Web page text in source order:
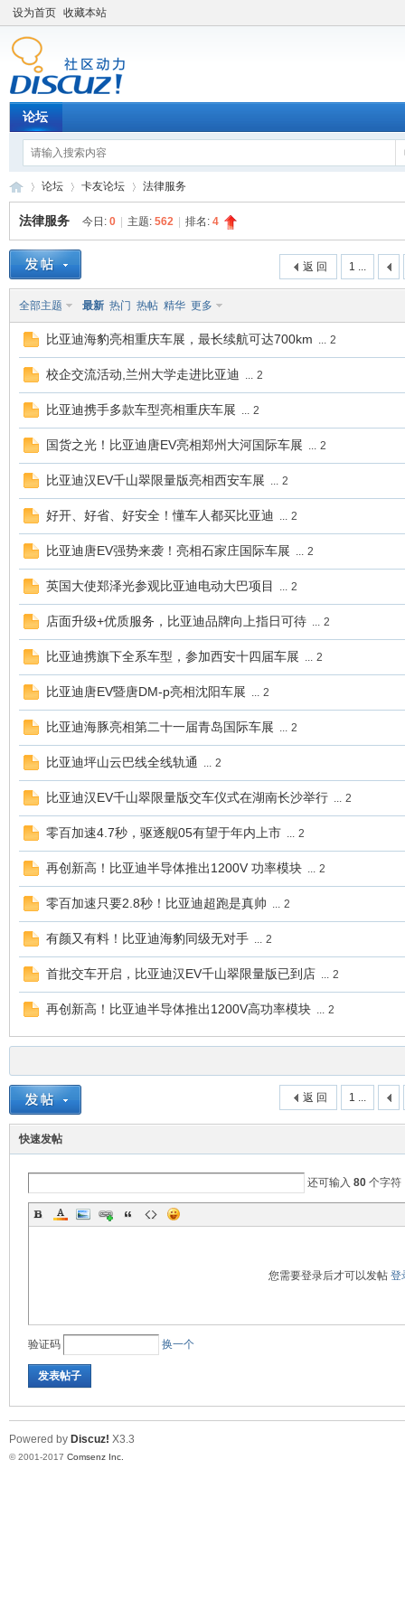
设为首页 收藏本站
论坛
»
论坛
›
卡友论坛 法律服务
法律服务 今日: 0 主题: 562 排名: 4
1 ...
返 回
全部主题 最新 热门 热帖 精华 更多
比亚迪海豹亮相重庆车展，最长续航可达700km ... 2
校企交流活动,兰州大学走进比亚迪 ... 2
比亚迪携手多款车型亮相重庆车展 ... 2
国货之光！比亚迪唐EV亮相郑州大河国际车展 ... 2
比亚迪汉EV千山翠限量版亮相西安车展 ... 2
好开、好省、好安全！懂车人都买比亚迪 ... 2
比亚迪唐EV强势来袭！亮相石家庄国际车展 ... 2
英国大使郑泽光参观比亚迪电动大巴项目 ... 2
店面升级+优质服务，比亚迪品牌向上指日可待 ... 2
比亚迪携旗下全系车型，参加西安十四届车展 ... 2
比亚迪唐EV暨唐DM-p亮相沈阳车展 ... 2
比亚迪海豚亮相第二十一届青岛国际车展 ... 2
比亚迪坪山云巴线全线轨通 ... 2
比亚迪汉EV千山翠限量版交车仪式在湖南长沙举行 ... 2
零百加速4.7秒，驱逐舰05有望于年内上市 ... 2
再创新高！比亚迪半导体推出1200V 功率模块 ... 2
零百加速只要2.8秒！比亚迪超跑是真帅 ... 2
有颜又有料！比亚迪海豹同级无对手 ... 2
首批交车开启，比亚迪汉EV千山翠限量版已到店 ... 2
再创新高！比亚迪半导体推出1200V高功率模块 ... 2
1 ...
返 回
快速发帖
还可输入 80个字符
您需要登录后才可以发帖 登
验证码 换一个
发表帖子
Powered by Discuz! X3.3
© 2001-2017 Comsenz Inc.